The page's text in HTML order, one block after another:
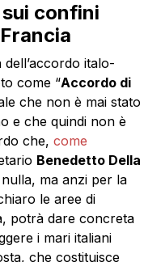
confini
italo-
come “Accordo di
che non è mai stato
e che quindi non è
che, come
Benedetto Della
ma anzi per la
le aree di
potrà dare concreta
i mari italiani
che costituisce